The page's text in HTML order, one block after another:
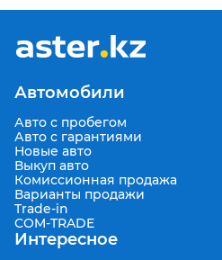
Автомобили
Авто с пробегом
Авто с гарантиями
Новые авто
Выкуп авто
Комиссионная продажа
Варианты продажи
Trade-in
COM-TRADE
Интересное